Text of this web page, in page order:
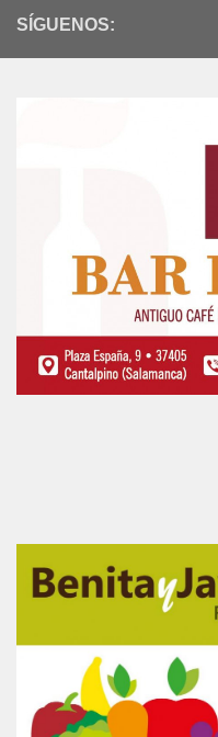
SÍGUENOS: